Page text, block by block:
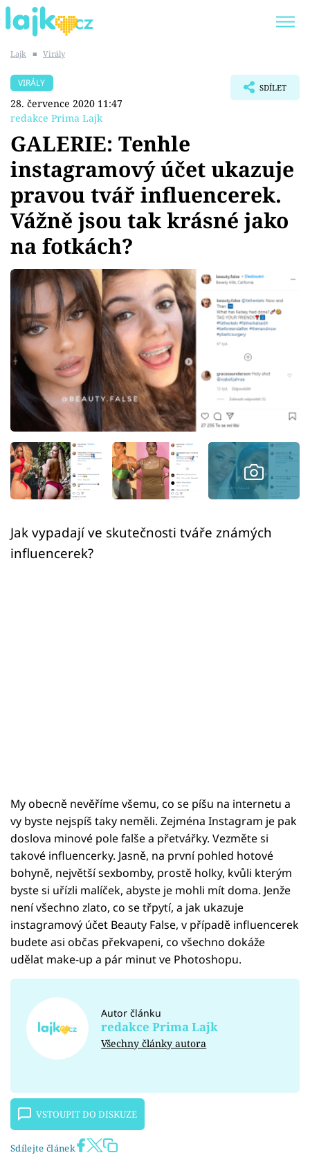
SHOPAHOLICADEL
Témata
Showbyznys
Youtubeři
Virály
Sex a vztahy
Videa
Sledujte prima+
Přihlášení
Sledujte nás
Lajk ■ Virály
VIRÁLY
28. července 2020 11:47
redakce Prima Lajk
SDÍLET
GALERIE: Tenhle
instagramový účet ukazuje
pravou tvář influencerek.
Vážně jsou tak krásné jako
na fotkách?
Jak vypadají ve skutečnosti tváře známých
influencerek?
My obecně nevěříme všemu, co se píšu na internetu a
vy byste nejspíš taky neměli. Zejména Instagram je pak
doslova minové pole falše a přetvářky. Vezměte si
takové influencerky. Jasně, na první pohled hotové
bohyně, největší sexbomby, prostě holky, kvůli kterým
byste si uřízli malíček, abyste je mohli mít doma. Jenže
není všechno zlato, co se třpytí, a jak ukazuje
instagramový účet Beauty False, v případě influencerek
budete asi občas překvapeni, co všechno dokáže
udělat make-up a pár minut ve Photoshopu.
Autor článku
redakce Prima Lajk
Všechny články autora
VSTOUPIT DO DISKUZE
Sdílejte článek